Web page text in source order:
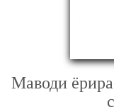
Маводи